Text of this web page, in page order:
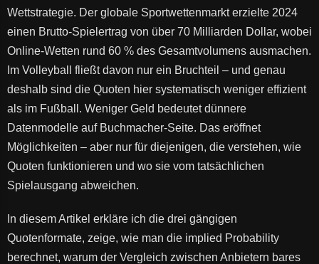
Wettstrategie. Der globale Sportwettenmarkt erzielte 2024
einen Brutto-Spielertrag von über 70 Milliarden Dollar, wobei
Online-Wetten rund 60 % des Gesamtvolumens ausmachen.
Im Volleyball fließt davon nur ein Bruchteil – und genau
deshalb sind die Quoten hier systematisch weniger effizient
als im Fußball. Weniger Geld bedeutet dünnere
Datenmodelle auf Buchmacher-Seite. Das eröffnet
Möglichkeiten – aber nur für diejenigen, die verstehen, wie
Quoten funktionieren und wo sie vom tatsächlichen
Spielausgang abweichen.
In diesem Artikel erkläre ich die drei gängigen
Quotenformate, zeige, wie man die implied Probability
berechnet, warum der Vergleich zwischen Anbietern bares